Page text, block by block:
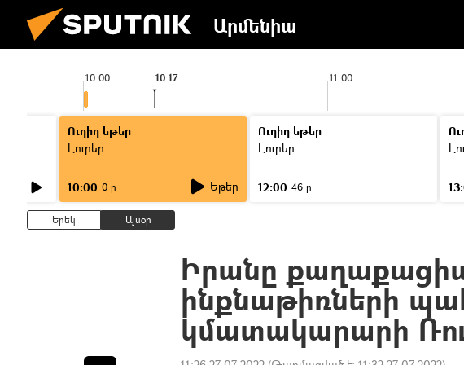
Արմենիա
10:00 11:00
10:17
Ուղիղ եթեր
Լուրեր
10:00 0 ր Եթեր
Ուղիղ եթեր
Լուրեր
12:00 46 ր
Երեկ Այսօր
Իրանը
ինքնաթիռների
կմատակարարի